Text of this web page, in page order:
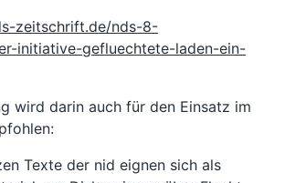
zeitschrift.de/nds-8-
initiative-gefluechtete-laden-ein-
wird darin auch für den Einsatz im
Texte der nid eignen sich als